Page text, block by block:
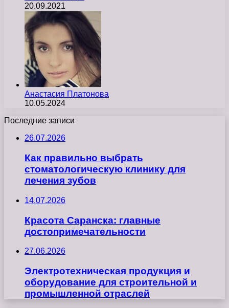
20.09.2021
Анастасия Платонова
10.05.2024
Последние записи
26.07.2026
Как правильно выбрать
стоматологическую клинику для
лечения зубов
14.07.2026
Красота Саранска: главные
достопримечательности
27.06.2026
Электротехническая продукция и
оборудование для строительной и
промышленной отраслей